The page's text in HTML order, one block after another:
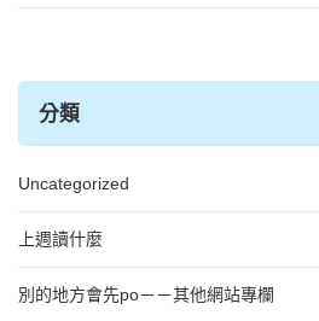
分類
Uncategorized
上週讀什麼
別的地方會先po－－其他網站專欄